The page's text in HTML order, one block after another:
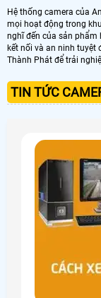
Hệ thống camera của
mọi hoạt động trong
nghĩ đến của sản
kết nối và an ninh tuyệt
Thành Phát để trải
TIN TỨC